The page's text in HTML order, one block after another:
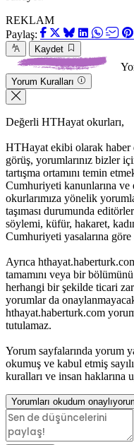
REKLAM
Paylaş:
Kaydet
Yorum Kuralları
Değerli HTHayat okurları,
HTHayat ekibi olarak haber
görüş, yorumlarınız bizler
tartışma ortamını temin
Cumhuriyeti kanunlarına ve
okurlarımıza yönelik
taşıması durumunda
söylemi, küfür, hakaret,
Cumhuriyeti yasalarına
Ayrıca
tamamını veya bir
herhangi bir şekilde ticari
yorumlar da
hthayat.haberturk.com
tutulamaz.
Yorum sayfalarında yorum
okumuş ve kabul etmiş
kuralları ve insan haklarına
Yorumları okudum